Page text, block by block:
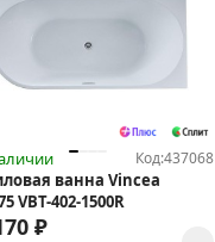
Код:437068
ванна Vincea
VBT-402-1500R
₽